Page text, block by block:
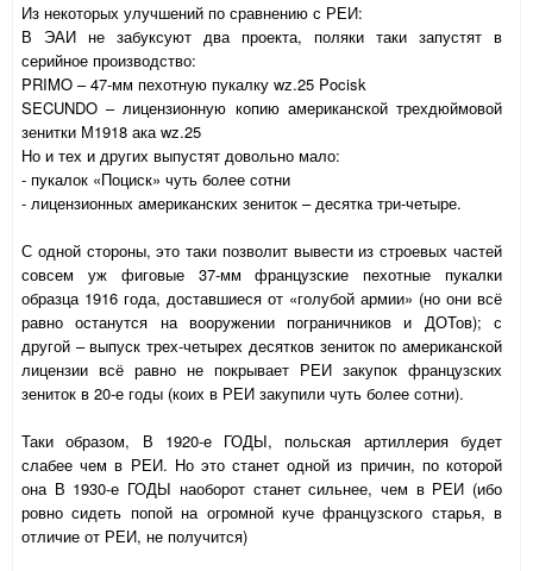
Из некоторых улучшений по сравнению с РЕИ:
В ЭАИ не забуксуют два проекта, поляки таки запустят в
серийное производство:
PRIMO – 47-мм пехотную пукалку wz.25 Pocisk
SECUNDO – лицензионную копию американской трехдюймовой
зенитки М1918 акаwz.25
Но и тех и других выпустят довольно мало:
- пукалок «Поциск» чуть более сотни
- лицензионных американских зениток – десятка три-четыре.
С одной стороны, это таки позволит вывести из строевых частей
совсем уж фиговые 37-мм французские пехотные пукалки
образца 1916 года, доставшиеся от «голубой армии» (но они всё
равно останутся на вооружении пограничников и ДОТов); с
другой – выпуск трех-четырех десятков зениток по американской
лицензии всё равно не покрывает РЕИ закупок французских
зениток в 20-е годы (коих в РЕИ закупили чуть более сотни).
Таки образом, В 1920-е ГОДЫ, польская артиллерия будет
слабее чем в РЕИ. Но это станет одной из причин, по которой
она В 1930-е ГОДЫ наоборот станет сильнее, чем в РЕИ (ибо
ровно сидеть попой на огромной куче французского старья, в
отличие от РЕИ, не получится)